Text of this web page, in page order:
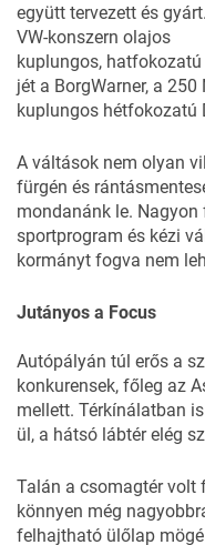
együtt tervezett és
VW-konszern olajos
kuplungos, hatfokozatú
jét a BorgWarner, a
kuplungos hétfokozatú
A váltások nem olyan
fürgén és
mondanánk le.
sportprogram és kézi
kormányt fogva nem
Jutányos a Focus
Autópályán túl erős a
konkurensek, főleg az
mellett. Térkínálatban
ül, a hátsó lábtér elég
Talán a csomagtér volt
könnyen még
felhajtható ülőlap